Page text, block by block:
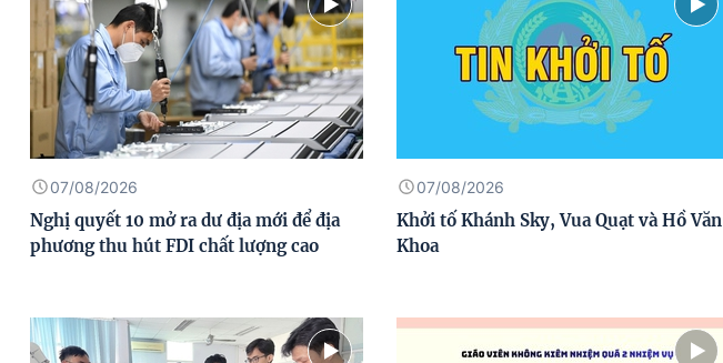
07/08/2026
Nghị quyết 10 mở ra dư địa mới để địa
phương thu hút FDI chất lượng cao
07/08/2026
Khởi tố Khánh Sky, Vua Quạt và Hồ Văn
Khoa